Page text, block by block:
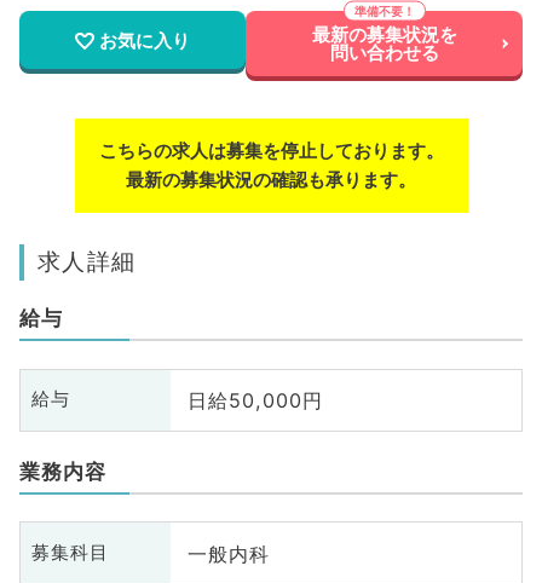
お気に入り 最新の募集状況を
問い合わせる
こちらの求人は募集を停止しております。
最新の募集状況の確認も承ります。
求人詳細
給与
給与 日給50,000円
業務内容
募集科目 一般内科